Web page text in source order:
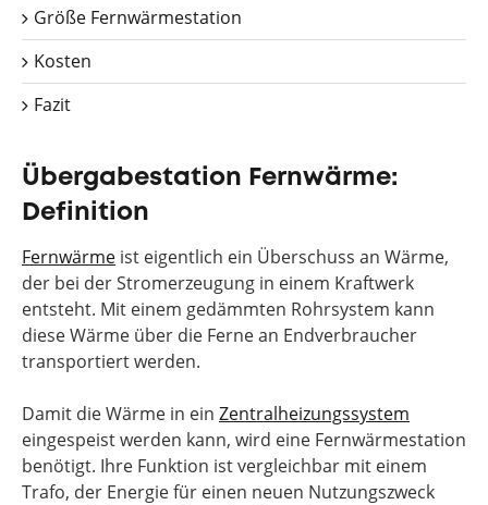
Größe Fernwärmestation
Kosten
Fazit
Übergabestation Fernwärme:
Definition
Fernwärme ist eigentlich ein Überschuss an Wärme,
der bei der Stromerzeugung in einem Kraftwerk
entsteht. Mit einem gedämmten Rohrsystem kann
diese Wärme über die Ferne an Endverbraucher
transportiert werden.
Damit die Wärme in ein Zentralheizungssystem
eingespeist werden kann, wird eine Fernwärmestation
benötigt. Ihre Funktion ist vergleichbar mit einem
Trafo, der Energie für einen neuen Nutzungszweck